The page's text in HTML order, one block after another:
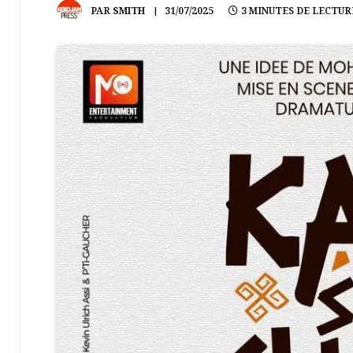
PAR SMITH 31/07/2025 3 MINUTES DE